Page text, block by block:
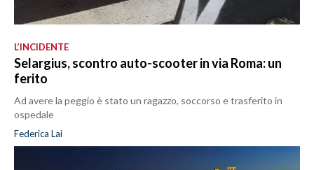
L’INCIDENTE
Selargius, scontro auto-scooter in via Roma: un
ferito
Ad avere la peggio è stato un ragazzo, soccorso e trasferito in
ospedale
Federica Lai